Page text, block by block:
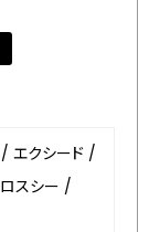
/ エクシード /
スシー /